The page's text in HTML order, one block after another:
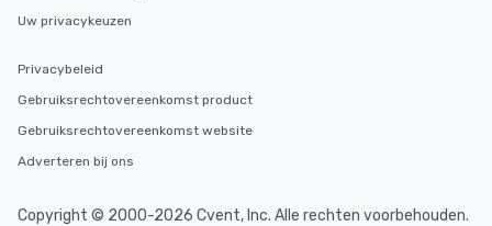
Uw privacykeuzen
Privacybeleid
Gebruiksrechtovereenkomst product
Gebruiksrechtovereenkomst website
Adverteren bij ons
Copyright © 2000-2026 Cvent, Inc. Alle rechten voorbehouden.